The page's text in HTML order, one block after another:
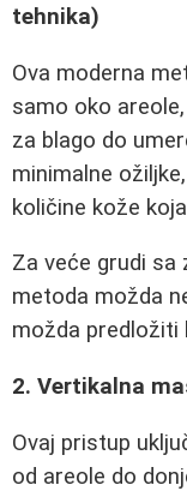
tehnika)
Ova moderna
samo oko
za blago do
minimalne
količine kože
Za veće grudi sa
metoda možda
možda predložiti
2. Vertikalna
Ovaj pristup
od areole do